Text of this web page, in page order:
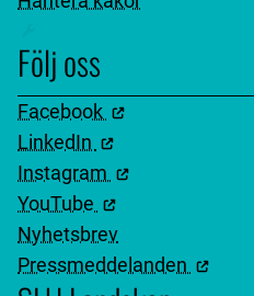
Följ oss
Facebook
LinkedIn
Instagram
YouTube
Nyhetsbrev
Pressmeddelanden